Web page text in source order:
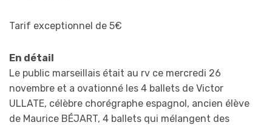
Tarif exceptionnel de 5€
En détail
Le public marseillais était au rv ce mercredi 26
novembre et a ovationné les 4 ballets de Victor
ULLATE, célèbre chorégraphe espagnol, ancien élève
de Maurice BÉJART, 4 ballets qui mélangent des